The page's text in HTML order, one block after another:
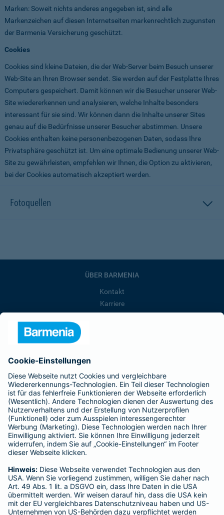
Marken: Soweit nichts anderes angegeben ist, sind alle
Markenzeichen auf diesen Internetseiten markenrechtlich zugunsten
der Barmenia Versicherung geschützt.
Cookies
Cookies sind kleine Dateien, die der Web-Server beim Besuch unserer
Web-Site an Ihren Browser sendet. Sie werden auf der Festplatte Ihres
Computers gespeichert. Damit können wir die Besucher unserer Web-
Site wiedererkennen und analysieren, welche Inhalte besonders
interessant für sie sind. Wir können dann die Inhalte unserer Sites
genau auf die Bedürfnisse unserer Besucher abstimmen. Unsere
Cookies enthalten keine personenbezogenen Daten, sodass Ihre
Privatsphäre geschützt ist. Um eine optimale Bedienung unserer Web-
Site zu gewährleisten, empfehlen wir Ihnen, die Option zu aktivieren,
bei der Cookies automatisch akzeptiert werden.
Fotoquellen
ÜBER BARMENIA
Kontakt
Karriere
Barmenia ist Teil der BarmeniaGothaer
BELIEBTE SEITEN
Kranken-Zusatzversicherung
Tierversicherungen
Haftpflichtversicherung
Hausratversicherung
Adresse ändern
Schaden melden
Kilometerstandsmeldung
Serviceübersicht